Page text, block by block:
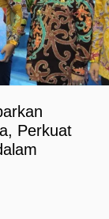
Perkuat